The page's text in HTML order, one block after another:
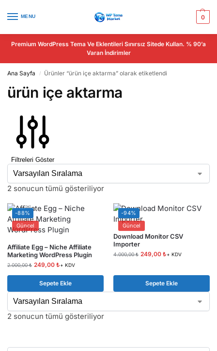
MENU 0
Premium WordPress Tema Ve Eklentileri Sınırsız Sitede Kullan. % 90’a
Varan İndirimler
Ana Sayfa / Ürünler “ürün içe aktarma” olarak etiketlendi
ürün içe aktarma
Filtreleri Göster
2 sonucun tümü gösteriliyor
-88%
Güncel
Affiliate Egg – Niche Affiliate
Marketing WordPress Plugin
2.000,00₺ 249,00 ₺+ KDV
Sepete Ekle
-94%
Güncel
Download Monitor CSV
Importer
4.000,00₺ 249,00 ₺+ KDV
Sepete Ekle
2 sonucun tümü gösteriliyor